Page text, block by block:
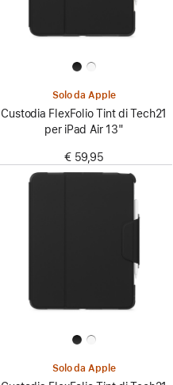
Solo da Apple
Custodia FlexFolio Tint di Tech21
per iPad Air 13"
€ 59,95
Solo da Apple